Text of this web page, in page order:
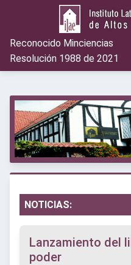
Reconocido Minciencias
Resolución 1988 de 2021
NOTICIAS:
Lanzamiento del
poder